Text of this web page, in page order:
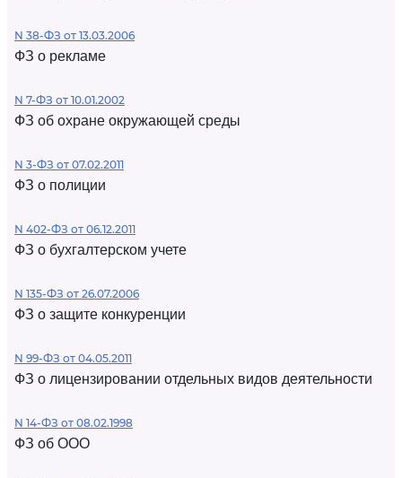
N 38-ФЗ от 13.03.2006
ФЗ о рекламе
N 7-ФЗ от 10.01.2002
ФЗ об охране окружающей среды
N 3-ФЗ от 07.02.2011
ФЗ о полиции
N 402-ФЗ от 06.12.2011
ФЗ о бухгалтерском учете
N 135-ФЗ от 26.07.2006
ФЗ о защите конкуренции
N 99-ФЗ от 04.05.2011
ФЗ о лицензировании отдельных видов деятельности
N 14-ФЗ от 08.02.1998
ФЗ об ООО